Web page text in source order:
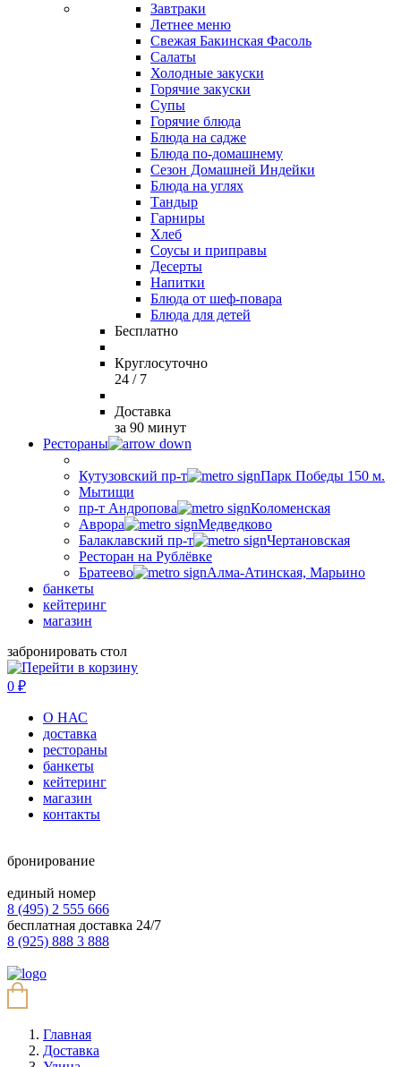
Завтраки
Летнее меню
Свежая Бакинская Фасоль
Салаты
Холодные закуски
Горячие закуски
Супы
Горячие блюда
Блюда на садже
Блюда по-домашнему
Сезон Домашней Индейки
Блюда на углях
Тандыр
Гарниры
Хлеб
Соусы и приправы
Десерты
Напитки
Блюда от шеф-повара
Блюда для детей
Бесплатно
Круглосуточно
24 / 7
Доставка
за 90 минут
Рестораны
Кутузовский пр-т
Парк Победы 150 м.
Мытищи
пр-т Андропова
Коломенская
Аврора
Медведково
Балаклавский пр-т
Чертановская
Ресторан на Рублёвке
Братеево
Алма-Атинская, Марьино
банкеты
кейтеринг
магазин
забронировать стол
0 ₽
О НАС
доставка
рестораны
банкеты
кейтеринг
магазин
контакты
бронирование
единый номер
8 (495) 2 555 666
бесплатная доставка 24/7
8 (925) 888 3 888
Главная
Доставка